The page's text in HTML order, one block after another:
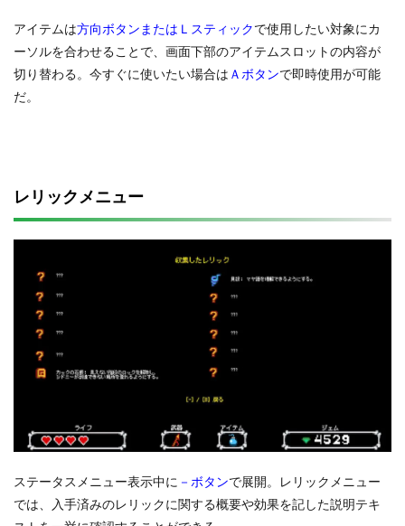
アイテムは方向ボタンまたはＬスティックで使用したい対象にカ
ーソルを合わせることで、画面下部のアイテムスロットの内容が
切り替わる。今すぐに使いたい場合は Ａボタンで即時使用が可能
だ。
レリックメニュー
ステータスメニュー表示中に －ボタンで展開。レリックメニュー
では、入手済みのレリックに関する概要や効果を記した説明テキ